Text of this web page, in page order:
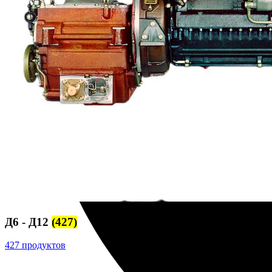
Корпусы гидравлических фильтров ФГС
Фильтрующие элементы гидравлических
Фильтры гидравлические ФГС в сборе
Фонари
ЧН 25/34
Шкода 6S-160
Шкода-275
Электродвигатели
Д6 - Д12 (427)
427 продуктов